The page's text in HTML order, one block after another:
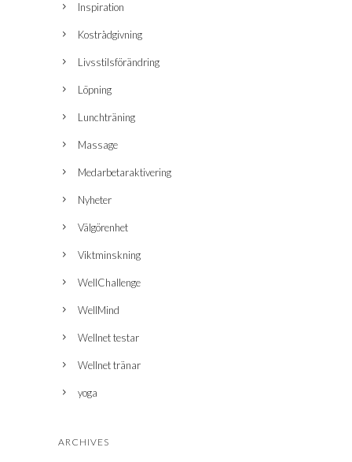
Inspiration
Kostrådgivning
Livsstilsförändring
Löpning
Lunchträning
Massage
Medarbetaraktivering
Nyheter
Välgörenhet
Viktminskning
WellChallenge
WellMind
Wellnet testar
Wellnet tränar
yoga
ARCHIVES